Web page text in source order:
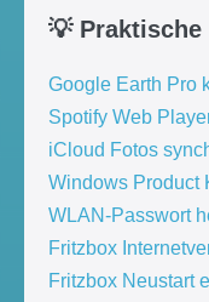
💡
Google Earth Pro
Spotify Web
iCloud Fotos
Windows Product
WLAN-Passwort
Fritzbox
Fritzbox Neustart